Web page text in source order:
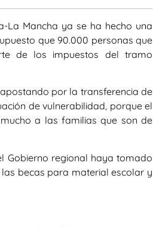
La Mancha ya se ha hecho una
que 90.000 personas que
de los impuestos del tramo
por la transferencia de
de vulnerabilidad, porque el
a las familias que son de
Gobierno regional haya tomado
becas para material escolar y